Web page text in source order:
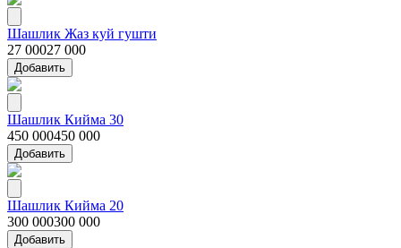
Шашлик Жаз куй гушти
27 00027 000
Добавить
Шашлик Кийма 30
450 000450 000
Добавить
Шашлик Кийма 20
300 000300 000
Добавить